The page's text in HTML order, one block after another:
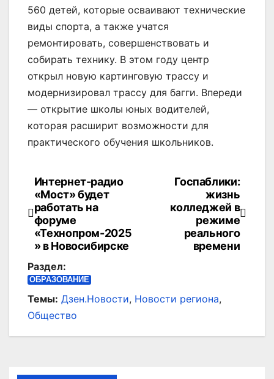
560 детей, которые осваивают технические
виды спорта, а также учатся
ремонтировать, совершенствовать и
собирать технику. В этом году центр
открыл новую картинговую трассу и
модернизировал трассу для багги. Впереди
— открытие школы юных водителей,
которая расширит возможности для
практического обучения школьников.
Навигация
по
записям
Госпаблики:
жизнь
колледжей в
режиме
реального
времени
Интернет-радио
«Мост» будет
работать на
форуме
«Технопром-2025
» в Новосибирске
Раздел:
ОБРАЗОВАНИЕ
Темы: Дзен.Новости, Новости региона,
Общество